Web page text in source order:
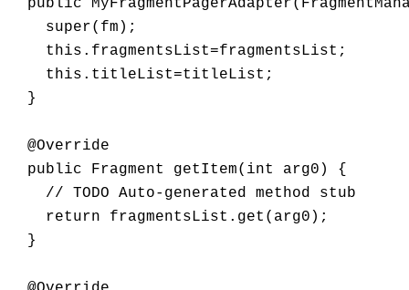
public
    super(fm);
    this.fragmentsList=fragmentsList;
    this.titleList=titleList;
  }
  @Override
  public Fragment getItem(int arg0) {
    // TODO Auto-generated method stub
    return fragmentsList.get(arg0);
  }